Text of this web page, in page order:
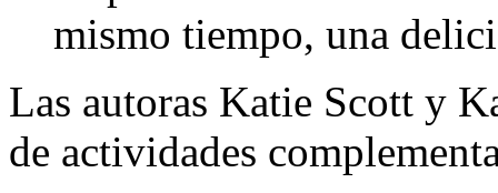
mismo tiempo, una
Las autoras Katie Scott y
de actividades